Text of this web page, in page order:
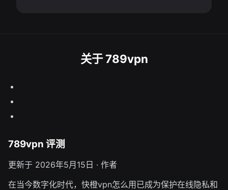
关于 789vpn
789vpn 评测
更新于 2026年5月15日 · 作者
在当今数字化时代，快橙vpn怎么用已成为保护在线隐私和